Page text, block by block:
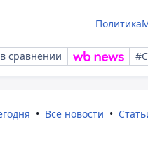
Политика
сравнении
Все новости